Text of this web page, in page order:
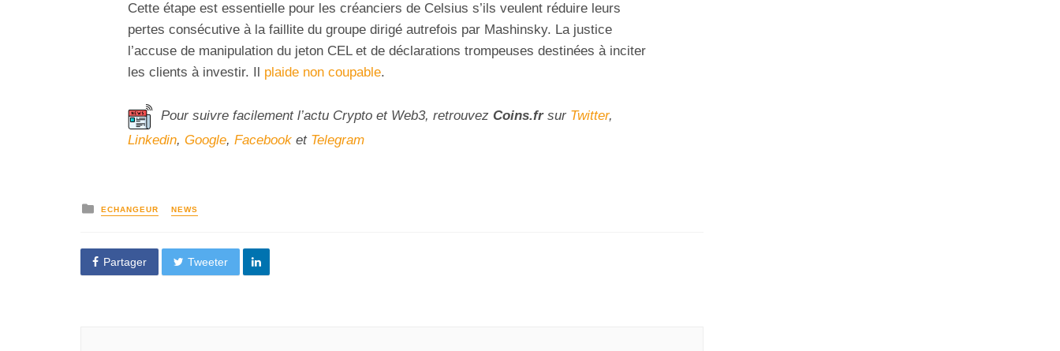
Cette étape est essentielle pour les créanciers de Celsius s’ils veulent réduire leurs
pertes consécutive à la faillite du groupe dirigé autrefois par Mashinsky. La justice
l’accuse de manipulation du jeton CEL et de déclarations trompeuses destinées à inciter
les clients à investir. Il plaide non coupable.
Pour suivre facilement l’actu Crypto et Web3, retrouvez Coins.fr sur Twitter,
Linkedin, Google, Facebook et Telegram
ECHANGEUR NEWS
Partager Tweeter